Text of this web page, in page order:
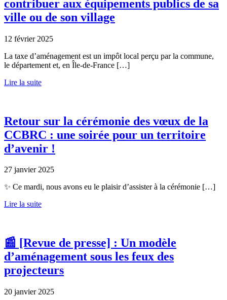
contribuer aux équipements publics de sa
ville ou de son village
12 février 2025
La taxe d’aménagement est un impôt local perçu par la commune,
le département et, en Île-de-France […]
Lire la suite
Retour sur la cérémonie des vœux de la
CCBRC : une soirée pour un territoire
d’avenir !
27 janvier 2025
✨ Ce mardi, nous avons eu le plaisir d’assister à la cérémonie […]
Lire la suite
📰 [Revue de presse] : Un modèle
d’aménagement sous les feux des
projecteurs
20 janvier 2025